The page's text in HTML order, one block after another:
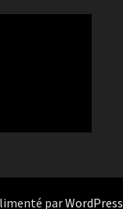
parWordPress